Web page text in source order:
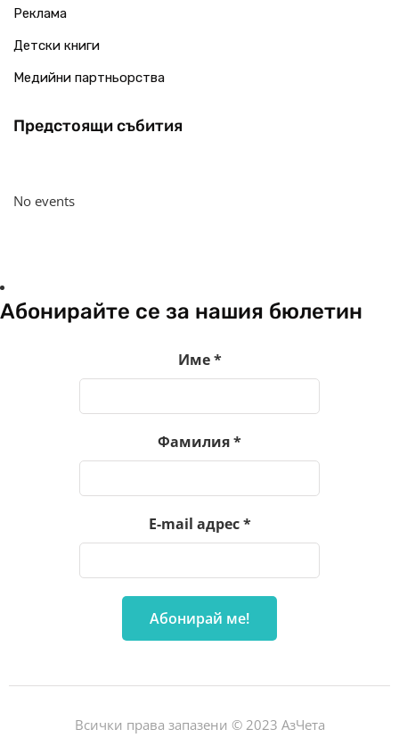
Реклама
Детски книги
Медийни партньорства
Предстоящи събития
No events
Абонирайте се за нашия бюлетин
Име*
Фамилия*
E-mail адрес*
Всички права запазени © 2023 АзЧета